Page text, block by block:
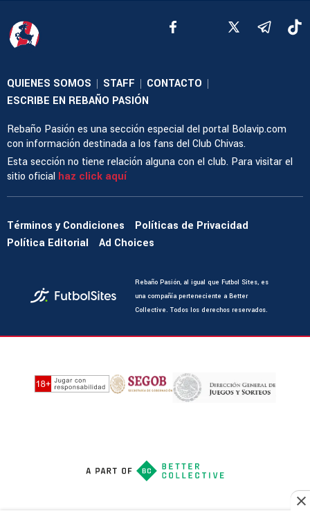
QUIENES SOMOS | STAFF | CONTACTO |
ESCRIBE EN REBAÑO PASIÓN
Rebaño Pasión es una sección especial del portal Bolavip.com
con información destinada a los fans del Club Chivas.
Esta sección no tiene relación alguna con el club. Para visitar el
sitio oficial haz click aquí
Términos y Condiciones
Políticas de Privacidad
Política Editorial
Ad Choices
Rebaño Pasión, al igual que Futbol Sites, es
una compañía perteneciente a Better
Collective. Todos los derechos reservados.